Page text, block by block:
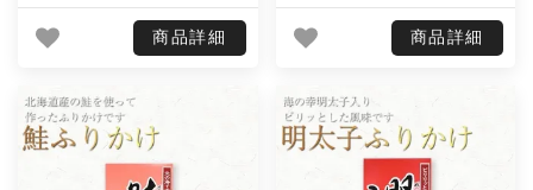
商品詳細 商品詳細